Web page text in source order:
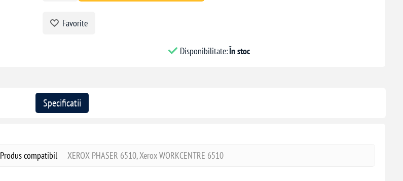
Favorite
Disponibilitate:În stoc
Specificatii
Produs compatibil XEROX PHASER 6510, Xerox WORKCENTRE 6510